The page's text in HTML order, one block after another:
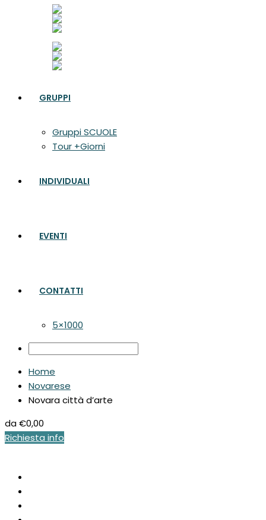
GRUPPI
Gruppi SCUOLE
Tour +Giorni
INDIVIDUALI
EVENTI
CONTATTI
5×1000
Home
Novarese
Novara città d’arte
da€0,00
Richiesta info